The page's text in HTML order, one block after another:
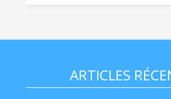
ARTICLES